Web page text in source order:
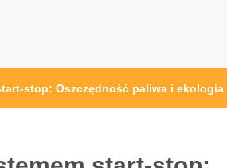
stop: Oszczędność paliwa i ekologia